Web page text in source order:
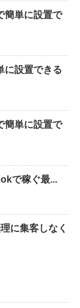
簡単に設置で
に設置できる
簡単に設置で
で稼ぐ最...
に集客しなく